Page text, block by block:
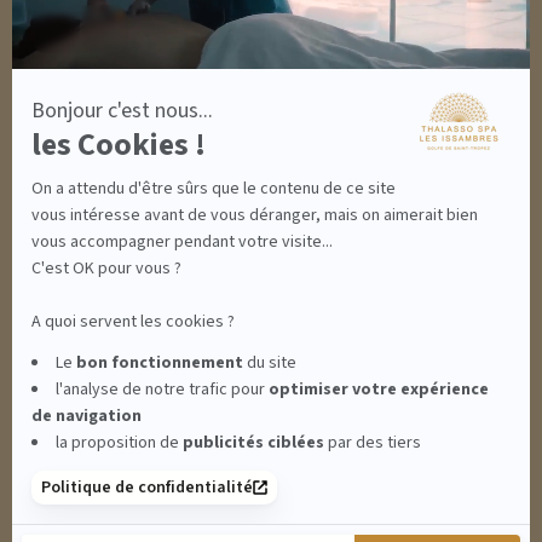
Bonjour c'est nous...
les Cookies !
On a attendu d'être sûrs que le contenu de ce site
vous intéresse avant de vous déranger, mais on aimerait bien
vous accompagner pendant votre visite...
C'est OK pour vous ?
A quoi servent les cookies ?
Le bon fonctionnement du site
l'analyse de notre trafic pour optimiservotre expérience
de navigation
la proposition de publicités ciblées par des tiers
Politique de confidentialité
MON COMPTE
MON PANIER
MENTIONS LÉGALES
CONDITIONS GÉNÉRALES - BONS CADEAUX
POLITIQUE DE CONFIDENTIALITÉ
THALASSO SPA LES ISSAMBRES - RÉSIDENCE LES CALANQUES PIERRE &
VACANCES**** - BOULEVARD DU MÉROU - 83380 LES ISSAMBRES -
CLIQUEZ-ICI POUR MODIFIER VOS PRÉFÉRENCES EN MATIÈRE DE COOKIES